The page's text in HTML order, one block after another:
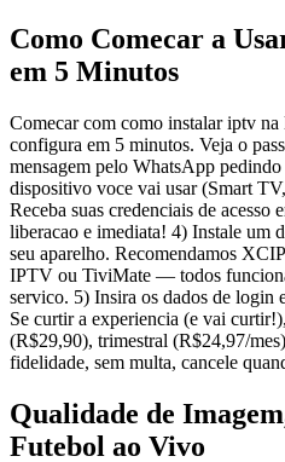
Como Comecar a
em 5 Minutos
Comecar com como instalar iptv
configura em 5 minutos. Veja o
mensagem pelo WhatsApp
dispositivo voce vai usar (Smart
Receba suas credenciais de
liberacao e imediata! 4) Instale um
seu aparelho. Recomendamos
IPTV ou TiviMate — todos
servico. 5) Insira os dados de login
Se curtir a experiencia (e vai
(R$29,90), trimestral (R$24,97/
fidelidade, sem multa, cancele
Qualidade de
Futebol ao Vivo